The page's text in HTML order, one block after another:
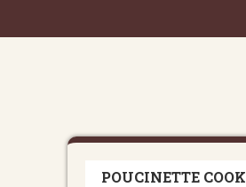
POUCINETTE COOK